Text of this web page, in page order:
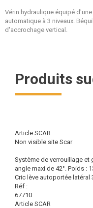
Vérin hydraulique équipé
automatique à 3 niveaux.
d'accrochage vertical.
Produits
Article SCAR
Non visible site Scar
Système de verrouillage et
angle maxi de 42°. Poids :
Cric lève autoportée latéral
Réf :
67710
Article SCAR